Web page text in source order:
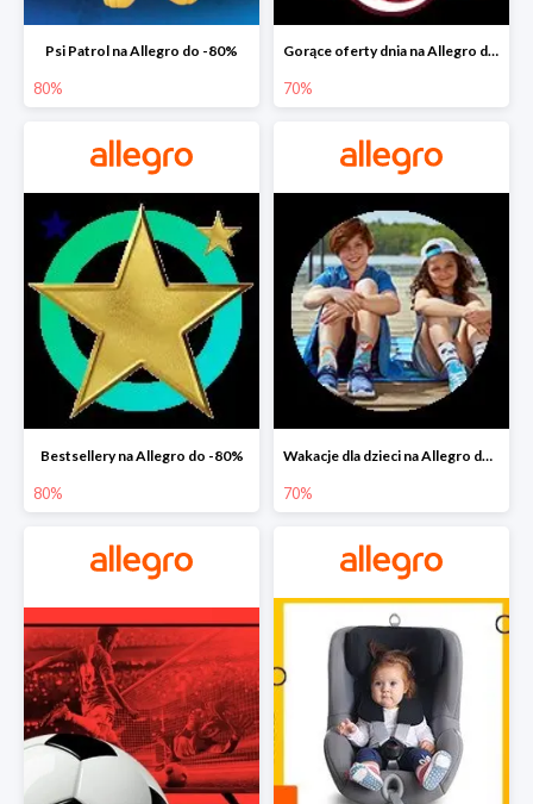
Psi Patrol na Allegro do -80%
80%
Gorące oferty dnia na Allegro do -50%
70%
Bestsellery na Allegro do -80%
80%
Wakacje dla dzieci na Allegro do -70%
70%